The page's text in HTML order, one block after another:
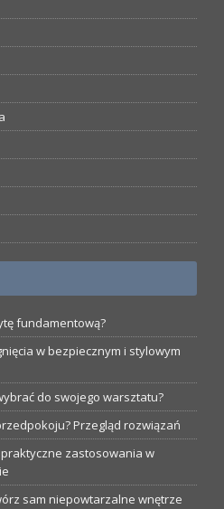
fundamentową?
w bezpiecznym i stylowym
do swojego warsztatu?
Przegląd rozwiązań
praktyczne zastosowania w
sam niepowtarzalne wnętrze